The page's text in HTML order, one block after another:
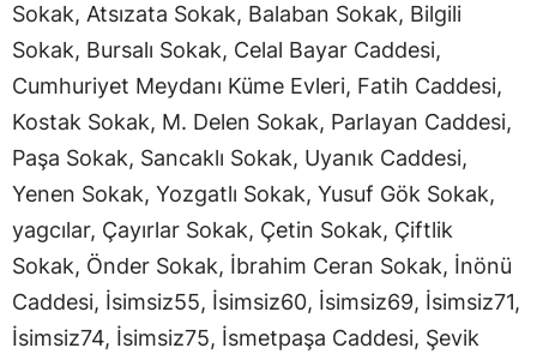
Sokak, Atsızata Sokak, Balaban Sokak, Bilgili
Sokak, Bursalı Sokak, Celal Bayar Caddesi,
Cumhuriyet Meydanı Küme Evleri, Fatih Caddesi,
Kostak Sokak, M. Delen Sokak, Parlayan Caddesi,
Paşa Sokak, Sancaklı Sokak, Uyanık Caddesi,
Yenen Sokak, Yozgatlı Sokak, Yusuf Gök Sokak,
yagcılar, Çayırlar Sokak, Çetin Sokak, Çiftlik
Sokak, Önder Sokak, İbrahim Ceran Sokak, İnönü
Caddesi, İsimsiz55, İsimsiz60, İsimsiz69, İsimsiz71,
İsimsiz74, İsimsiz75, İsmetpaşa Caddesi, Şevik